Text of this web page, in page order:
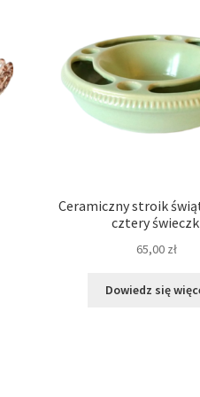
Ceramiczny stroik
cztery
65,00 zł
Dowiedz się